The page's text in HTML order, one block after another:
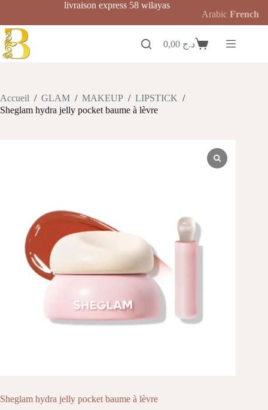
contenu
livraison express 58 wilayas
Panierد.ج
Accueil / GLAM / MAKEUP / LIPSTICK /
Sheglam hydra jelly pocket baume à lèvre
Sheglam hydra jelly pocket baume à lèvre
Arabic French